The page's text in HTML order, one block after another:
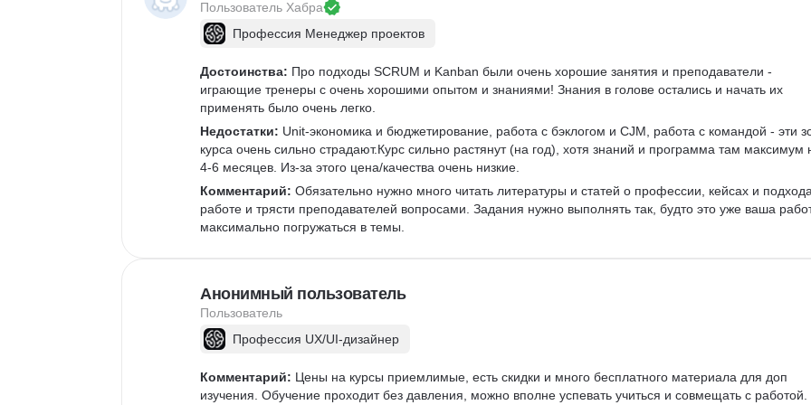
SEO-оптимизация
Пользователь Хабра
Профессия Менеджер проектов
Достоинства: Про подходы SCRUM и Kanban были очень хорошие занятия и преподаватели -
играющие тренеры с очень хорошими опытом и знаниями! Знания в голове остались и начать их
применять было очень легко.
Недостатки: Unit-экономика и бюджетирование, работа с бэклогом и CJM, работа с командой - эти
курса очень сильно страдают.Курс сильно растянут (на год), хотя знаний и программа там максимум
4-6 месяцев. Из-за этого цена/качества очень низкие.
Комментарий: Обязательно нужно много читать литературы и статей о профессии, кейсах и
работе и трясти преподавателей вопросами. Задания нужно выполнять так, будто это уже ваша
максимально погружаться в темы.
Анонимный пользователь
Пользователь
Профессия UX/UI-дизайнер
Комментарий: Цены на курсы приемлимые, есть скидки и много бесплатного материала для доп
изучения. Обучение проходит без давления, можно вполне успевать учиться и совмещать с работой.